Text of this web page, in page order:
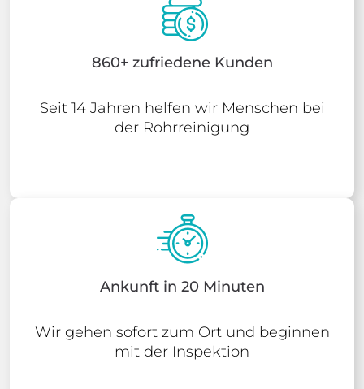
860+ zufriedene Kunden
Seit 14 Jahren helfen wir Menschen bei
der Rohrreinigung
Ankunft in 20 Minuten
Wir gehen sofort zum Ort und beginnen
mit der Inspektion